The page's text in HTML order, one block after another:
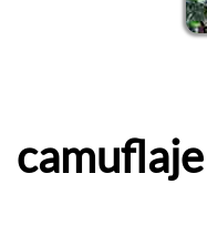
camuflaje